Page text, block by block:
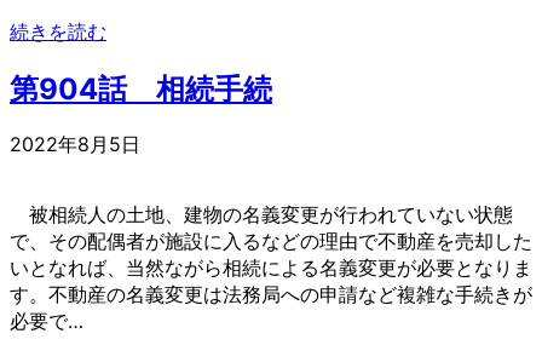
続きを読む
第904話 相続手続
2022年8月5日
被相続人の土地、建物の名義変更が行われていない状態
で、その配偶者が施設に入るなどの理由で不動産を売却した
いとなれば、当然ながら相続による名義変更が必要となりま
す。不動産の名義変更は法務局への申請など複雑な手続きが
必要で…